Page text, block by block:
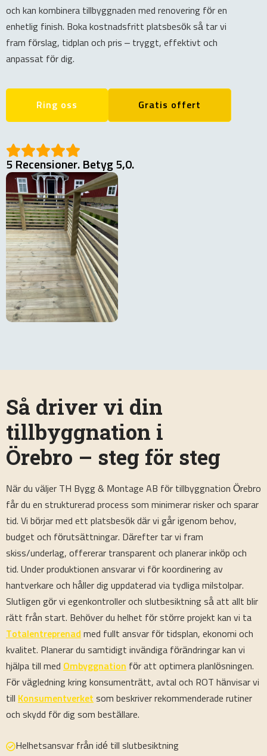
och kan kombinera tillbyggnaden med renovering för en
enhetlig finish. Boka kostnadsfritt platsbesök så tar vi
fram förslag, tidplan och pris – tryggt, effektivt och
anpassat för dig.
Ring oss Gratis offert
5 Recensioner. Betyg 5,0.
Så driver vi din
tillbyggnation i
Örebro – steg för steg
När du väljer TH Bygg & Montage AB för tillbyggnation Örebro
får du en strukturerad process som minimerar risker och sparar
tid. Vi börjar med ett platsbesök där vi går igenom behov,
budget och förutsättningar. Därefter tar vi fram
skiss/underlag, offererar transparent och planerar inköp och
tid. Under produktionen ansvarar vi för koordinering av
hantverkare och håller dig uppdaterad via tydliga milstolpar.
Slutligen gör vi egenkontroller och slutbesiktning så att allt blir
rätt från start. Behöver du helhet för större projekt kan vi ta
Totalentreprenad med fullt ansvar för tidsplan, ekonomi och
kvalitet. Planerar du samtidigt invändiga förändringar kan vi
hjälpa till med Ombyggnation för att optimera planlösningen.
För vägledning kring konsumenträtt, avtal och ROT hänvisar vi
till
Konsumentverket som beskriver rekommenderade rutiner
och skydd för dig som beställare.
Helhetsansvar från idé till slutbesiktning